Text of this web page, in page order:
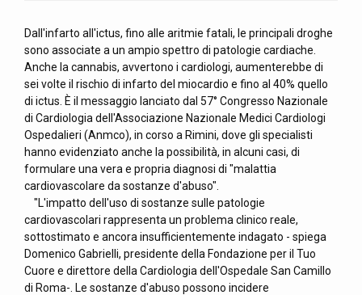
Dall'infarto all'ictus, fino alle aritmie fatali, le principali droghe
sono associate a un ampio spettro di patologie cardiache.
Anche la cannabis, avvertono i cardiologi, aumenterebbe di
sei volte il rischio di infarto del miocardio e fino al 40% quello
di ictus. È il messaggio lanciato dal 57° Congresso Nazionale
di Cardiologia dell'Associazione Nazionale Medici Cardiologi
Ospedalieri (Anmco), in corso a Rimini, dove gli specialisti
hanno evidenziato anche la possibilità, in alcuni casi, di
formulare una vera e propria diagnosi di "malattia
cardiovascolare da sostanze d'abuso".
"L'impatto dell'uso di sostanze sulle patologie
cardiovascolari rappresenta un problema clinico reale,
sottostimato e ancora insufficientemente indagato - spiega
Domenico Gabrielli, presidente della Fondazione per il Tuo
Cuore e direttore della Cardiologia dell'Ospedale San Camillo
di Roma-. Le sostanze d'abuso possono incidere